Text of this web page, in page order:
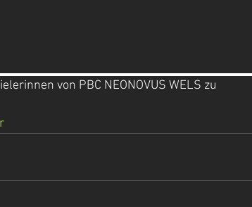
von PBC NEONOVUS WELS zu